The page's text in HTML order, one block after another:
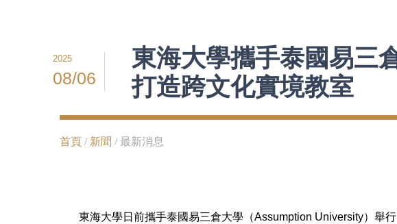
2025
08/06
東海大學攜手泰國易三
打造跨文化實境教室
首頁 / 新聞 / 最新消息
東海大學日前攜手泰國易三倉大學（Assumption University）舉